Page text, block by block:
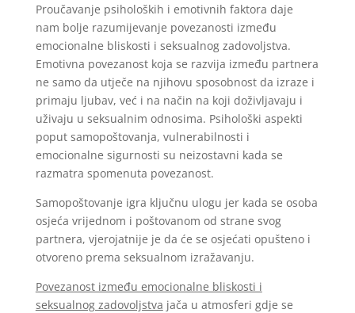
Proučavanje psiholoških i emotivnih faktora daje
nam bolje razumijevanje povezanosti između
emocionalne bliskosti i seksualnog zadovoljstva.
Emotivna povezanost koja se razvija između partnera
ne samo da utječe na njihovu sposobnost da izraze i
primaju ljubav, već i na način na koji doživljavaju i
uživaju u seksualnim odnosima. Psihološki aspekti
poput samopoštovanja, vulnerabilnosti i
emocionalne sigurnosti su neizostavni kada se
razmatra spomenuta povezanost.
Samopoštovanje igra ključnu ulogu jer kada se osoba
osjeća vrijednom i poštovanom od strane svog
partnera, vjerojatnije je da će se osjećati opušteno i
otvoreno prema seksualnom izražavanju.
Povezanost između emocionalne bliskosti i
seksualnog zadovoljstva jača u atmosferi gdje se